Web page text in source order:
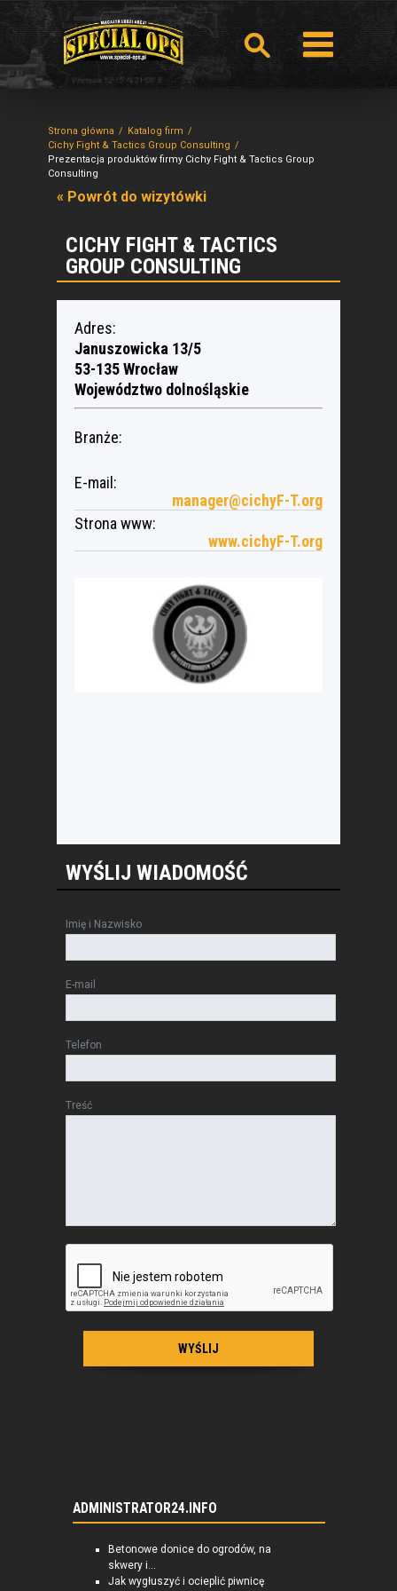
Strona główna
Katalog firm
Cichy Fight & Tactics Group Consulting
Prezentacja produktów firmy Cichy Fight & Tactics Group
Consulting
« Powrót do wizytówki
CICHY FIGHT & TACTICS
GROUP CONSULTING
Adres:
Januszowicka 13/5
53-135 Wrocław
Województwo dolnośląskie
Branże:
E-mail:
manager@cichyF-T.org
Strona www:
www.cichyF-T.org
WYŚLIJ WIADOMOŚĆ
Imię i Nazwisko
E-mail
Telefon
Treść
ADMINISTRATOR24.INFO
Betonowe donice do ogrodów, na
skwery i...
Jak wygłuszyć i ocieplić piwnicę